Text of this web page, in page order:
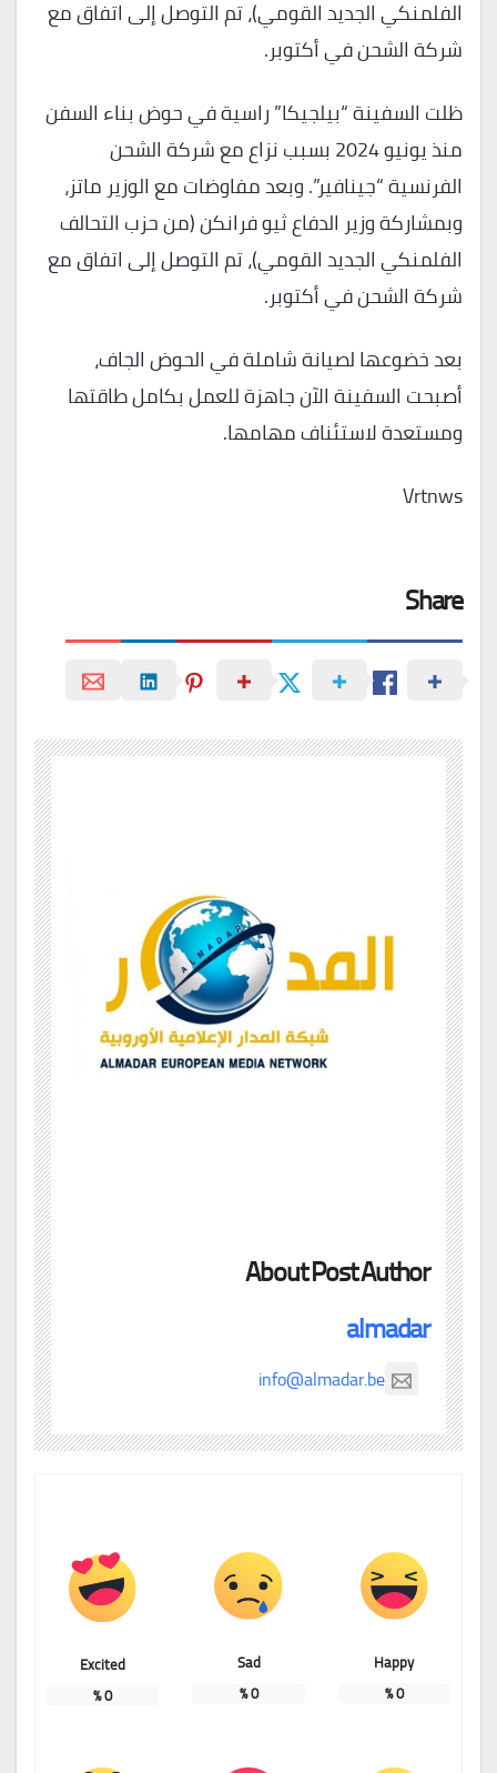
الفلمنكي الجديد القومي)، تم التوصل إلى اتفاق مع
شركة الشحن في أكتوبر.
ظلت السفينة “بيلجيكا” راسية في حوض بناء السفن
منذ يونيو 2024 بسبب نزاع مع شركة الشحن
الفرنسية “جينافير”. وبعد مفاوضات مع الوزير ماتز،
وبمشاركة وزير الدفاع ثيو فرانكن (من حزب التحالف
الفلمنكي الجديد القومي)، تم التوصل إلى اتفاق مع
شركة الشحن في أكتوبر.
بعد خضوعها لصيانة شاملة في الحوض الجاف،
أصبحت السفينة الآن جاهزة للعمل بكامل طاقتها
ومستعدة لاستئناف مهامها.
Vrtnws
Share
About Post Author
almadar
info@almadar.be
Happy
0
%
Sad
0
%
Excited
0
%